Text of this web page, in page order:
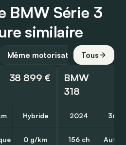
BMW Série 3
similaire
Même motorisation Tous
38 899 €
Hybride
0 g/km
BMW
318
2024 36
156 ch